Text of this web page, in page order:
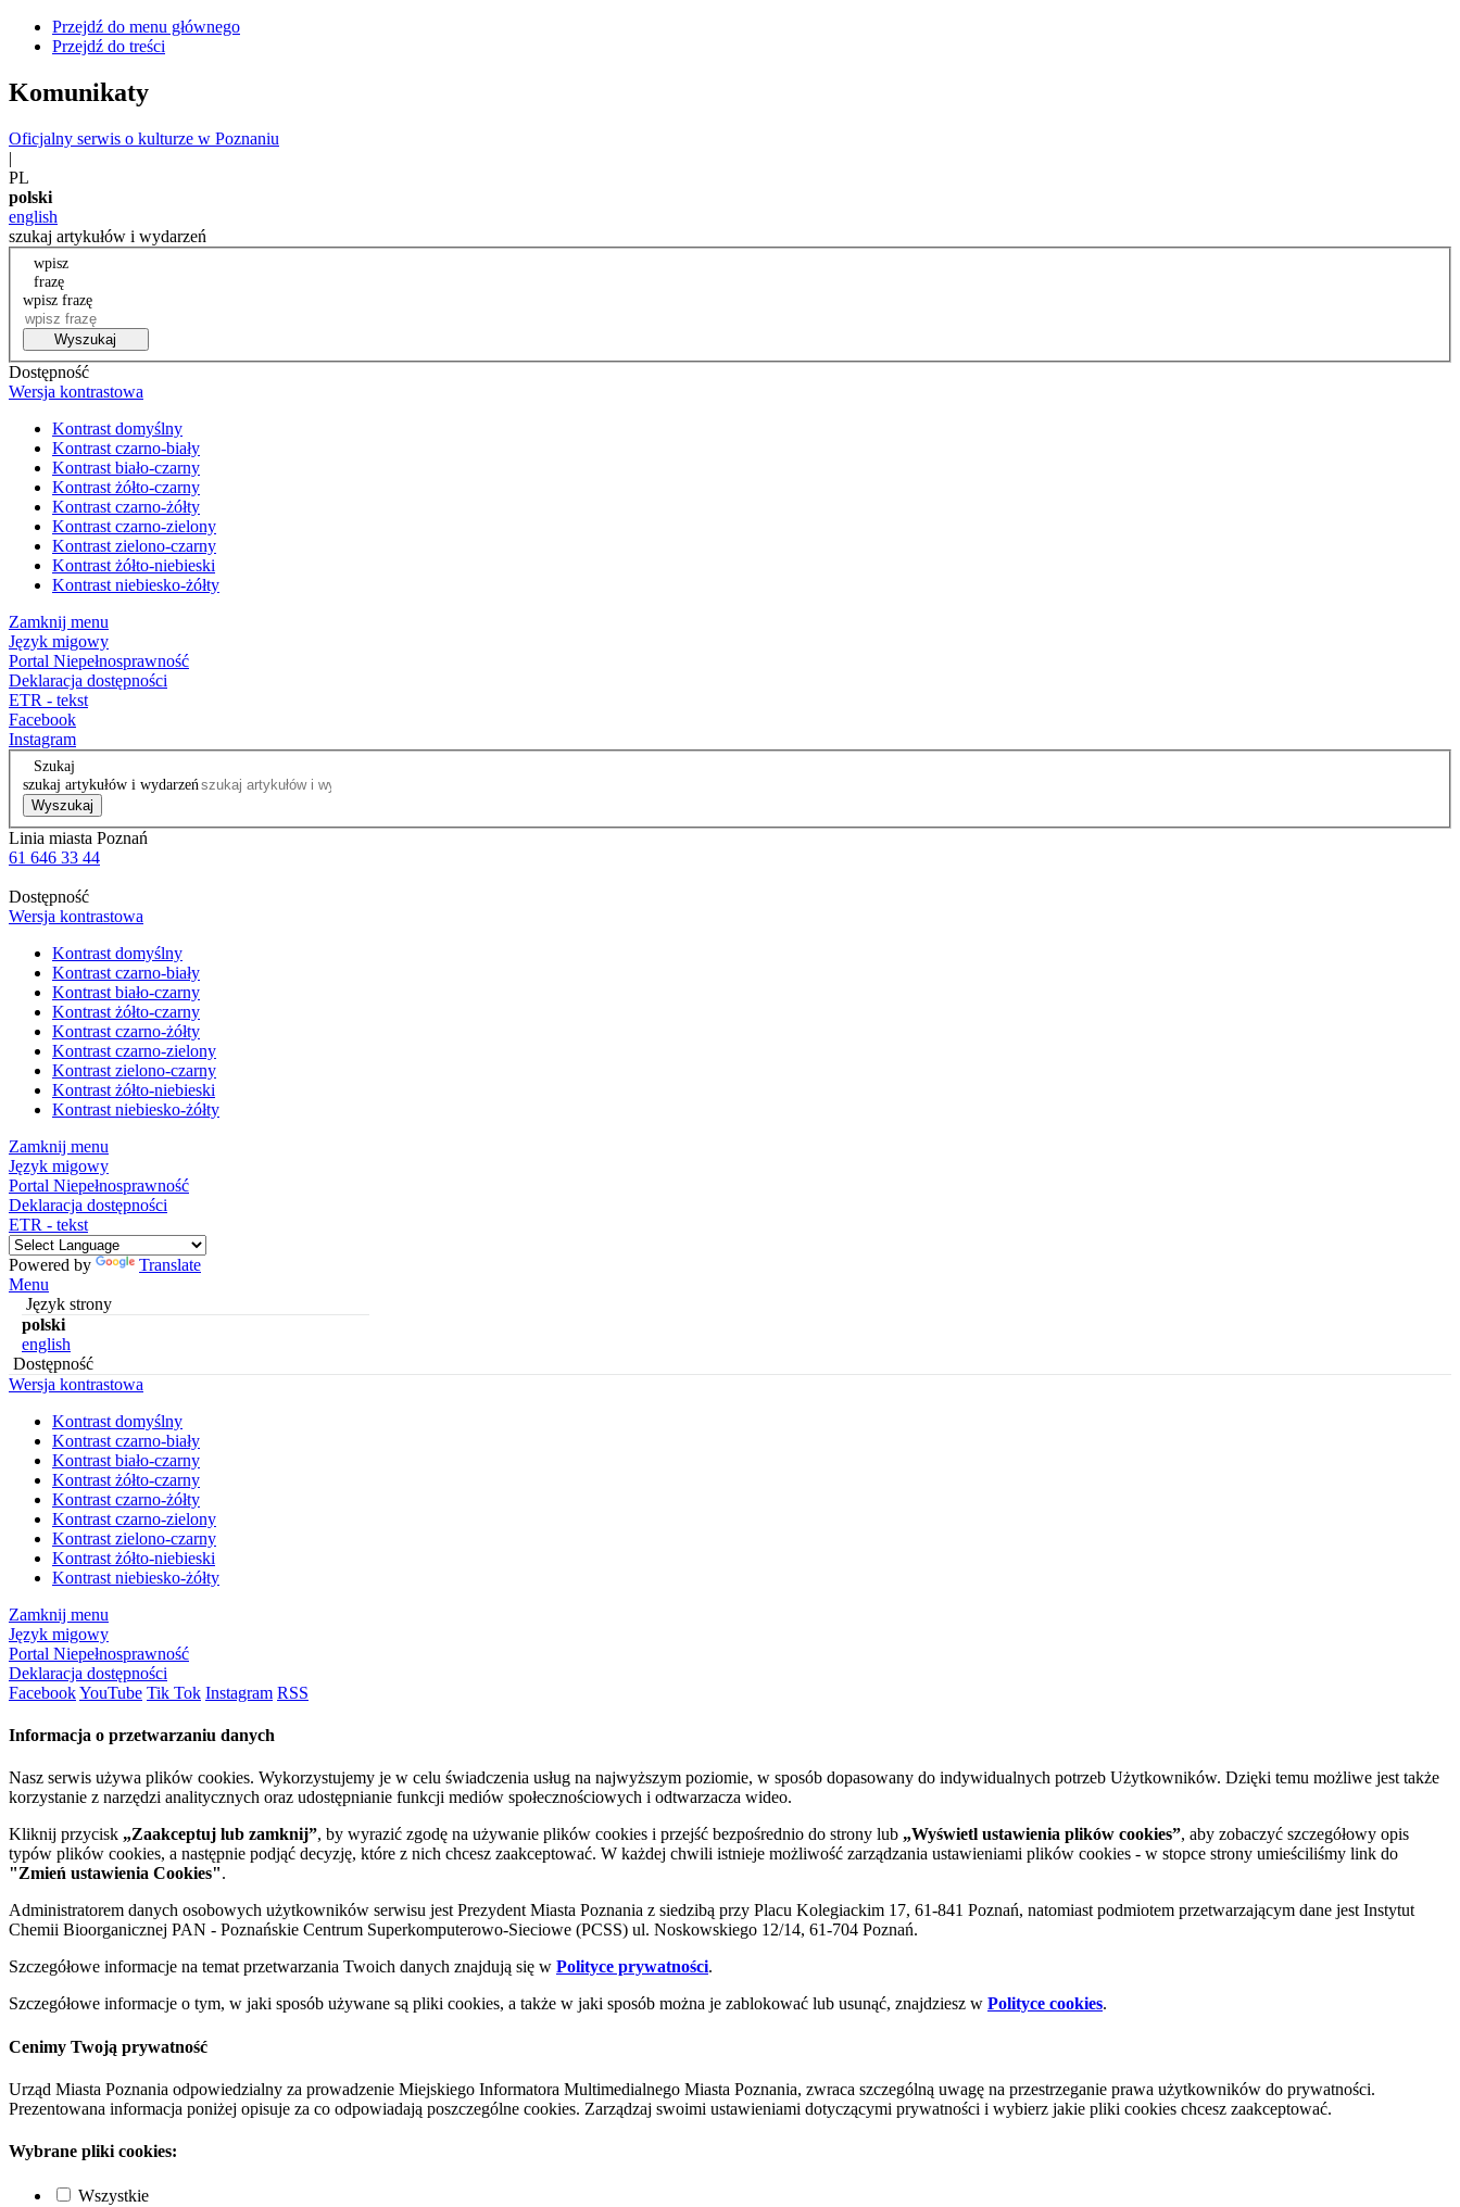
Przejdź do menu głównego
Przejdź do treści
Komunikaty
Oficjalny serwis o kulturze w Poznaniu
|
PL
polski
english
szukaj artykułów i wydarzeń
wpisz
frazę
wpisz frazę
Wyszukaj
Dostępność
Wersja kontrastowa
Kontrast domyślny
Kontrast czarno-biały
Kontrast biało-czarny
Kontrast żółto-czarny
Kontrast czarno-żółty
Kontrast czarno-zielony
Kontrast zielono-czarny
Kontrast żółto-niebieski
Kontrast niebiesko-żółty
Zamknij menu
Język migowy
Portal Niepełnosprawność
Deklaracja dostępności
ETR - tekst
Facebook
Instagram
Szukaj
szukaj artykułów i wydarzeń
Wyszukaj
Linia miasta Poznań
61 646 33 44
Dostępność
Wersja kontrastowa
Kontrast domyślny
Kontrast czarno-biały
Kontrast biało-czarny
Kontrast żółto-czarny
Kontrast czarno-żółty
Kontrast czarno-zielony
Kontrast zielono-czarny
Kontrast żółto-niebieski
Kontrast niebiesko-żółty
Zamknij menu
Język migowy
Portal Niepełnosprawność
Deklaracja dostępności
ETR - tekst
Powered by
Translate
Menu
Język strony
polski
english
Dostępność
Wersja kontrastowa
Kontrast domyślny
Kontrast czarno-biały
Kontrast biało-czarny
Kontrast żółto-czarny
Kontrast czarno-żółty
Kontrast czarno-zielony
Kontrast zielono-czarny
Kontrast żółto-niebieski
Kontrast niebiesko-żółty
Zamknij menu
Język migowy
Portal Niepełnosprawność
Deklaracja dostępności
FacebookYouTube Tik Tok Instagram RSS
Informacja o przetwarzaniu danych
Nasz serwis używa plików cookies. Wykorzystujemy je w celu świadczenia usług na najwyższym poziomie, w sposób dopasowany do indywidualnych potrzeb Użytkowników. Dzięki temu możliwe jest także
korzystanie z narzędzi analitycznych oraz udostępnianie funkcji mediów społecznościowych i odtwarzacza wideo.
Kliknij przycisk „Zaakceptuj lub zamknij”, by wyrazić zgodę na używanie plików cookies i przejść bezpośrednio do strony lub „Wyświetl ustawienia plików cookies”, aby zobaczyć szczegółowy opis
typów plików cookies, a następnie podjąć decyzję, które z nich chcesz zaakceptować. W każdej chwili istnieje możliwość zarządzania ustawieniami plików cookies - w stopce strony umieściliśmy link do
"Zmień ustawienia Cookies".
Administratorem danych osobowych użytkowników serwisu jest Prezydent Miasta Poznania z siedzibą przy Placu Kolegiackim 17, 61-841 Poznań, natomiast podmiotem przetwarzającym dane jest Instytut
Chemii Bioorganicznej PAN - Poznańskie Centrum Superkomputerowo-Sieciowe (PCSS) ul. Noskowskiego 12/14, 61-704 Poznań.
Szczegółowe informacje na temat przetwarzania Twoich danych znajdują się w Polityce prywatności.
Szczegółowe informacje o tym, w jaki sposób używane są pliki cookies, a także w jaki sposób można je zablokować lub usunąć, znajdziesz w Polityce cookies.
Cenimy Twoją prywatność
Urząd Miasta Poznania odpowiedzialny za prowadzenie Miejskiego Informatora Multimedialnego Miasta Poznania, zwraca szczególną uwagę na przestrzeganie prawa użytkowników do prywatności.
Prezentowana informacja poniżej opisuje za co odpowiadają poszczególne cookies. Zarządzaj swoimi ustawieniami dotyczącymi prywatności i wybierz jakie pliki cookies chcesz zaakceptować.
Wybrane pliki cookies:
Wszystkie